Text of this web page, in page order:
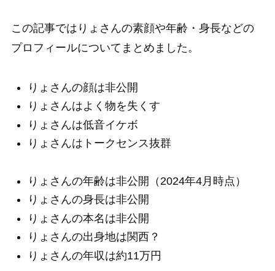
この記事ではりょさんの素顔や年齢・身長などの
プロフィールについてまとめました。
りょさんの顔は非公開
りょさんはよく物を失くす
りょさんは低音イケボ
りょさんはトークセンス抜群
りょさんの年齢は非公開（2024年4月時点）
りょさんの身長は非公開
りょさんの本名は非公開
りょさんの出身地は関西？
りょさんの年収は約11万円